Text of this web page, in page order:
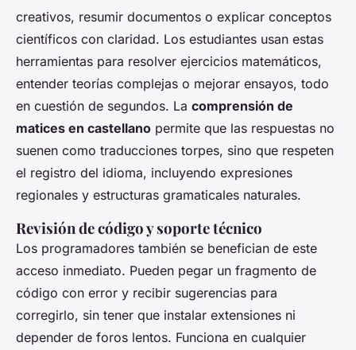
creativos, resumir documentos o explicar conceptos
científicos con claridad. Los estudiantes usan estas
herramientas para resolver ejercicios matemáticos,
entender teorías complejas o mejorar ensayos, todo
en cuestión de segundos. La comprensión de
matices en castellano permite que las respuestas no
suenen como traducciones torpes, sino que respeten
el registro del idioma, incluyendo expresiones
regionales y estructuras gramaticales naturales.
Revisión de código y soporte técnico
Los programadores también se benefician de este
acceso inmediato. Pueden pegar un fragmento de
código con error y recibir sugerencias para
corregirlo, sin tener que instalar extensiones ni
depender de foros lentos. Funciona en cualquier